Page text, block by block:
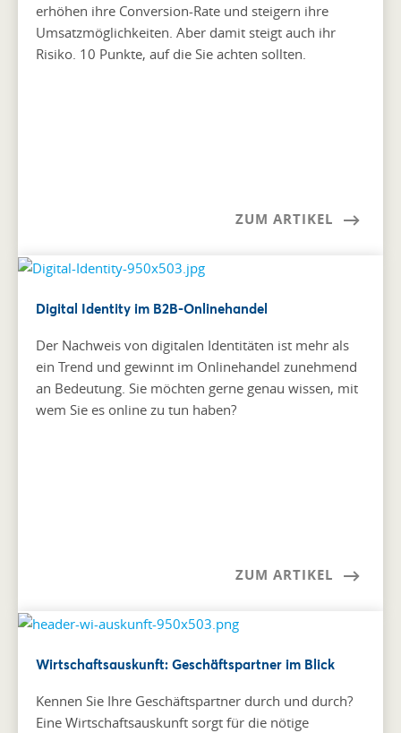
erhöhen ihre Conversion-Rate und steigern ihre
Umsatzmöglichkeiten. Aber damit steigt auch ihr
Risiko. 10 Punkte, auf die Sie achten sollten.
ZUM ARTIKEL
Digital Identity im B2B-Onlinehandel
Der Nachweis von digitalen Identitäten ist mehr als
ein Trend und gewinnt im Onlinehandel zunehmend
an Bedeutung. Sie möchten gerne genau wissen, mit
wem Sie es online zu tun haben?
ZUM ARTIKEL
Wirtschaftsauskunft: Geschäftspartner im Blick
Kennen Sie Ihre Geschäftspartner durch und durch?
Eine Wirtschaftsauskunft sorgt für die nötige